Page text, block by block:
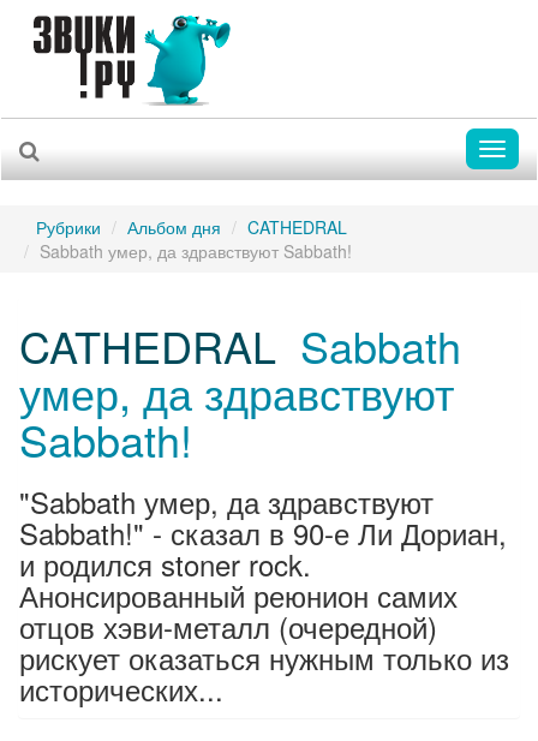
Рубрики Альбом дня
CATHEDRAL
Sabbath умер, да здравствуют Sabbath!
CATHEDRAL Sabbath
умер, да здравствуют
Sabbath!
"Sabbath умер, да здравствуют
Sabbath!" - сказал в 90-е Ли Дориан,
и родился stoner rock.
Анонсированный реюнион самих
отцов хэви-металл (очередной)
рискует оказаться нужным только из
исторических...